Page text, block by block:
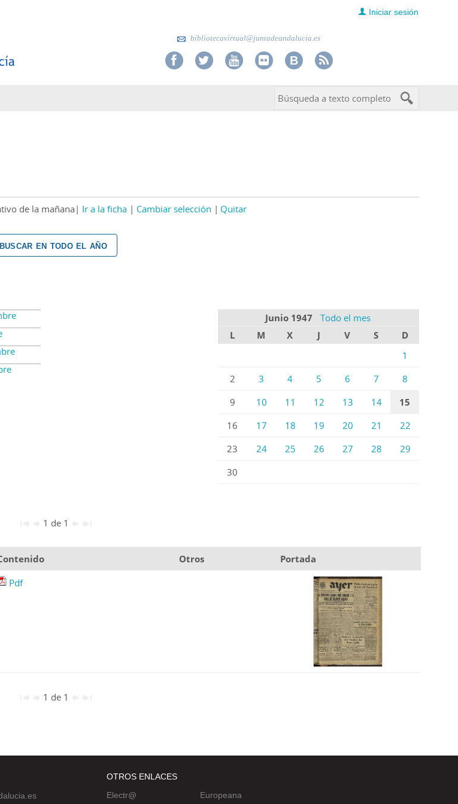
Iniciar sesión
bibliotecavirtual@juntadeandalucia.es
de la mañana Ir a la ficha Cambiar selección Quitar
buscar en todo el año
Junio 1947
Todo el mes
L
M X J V S
D
1
2
3 4 5 6 7
8
9
10 11 12 13 14
15
16
17 18 19 20 21
22
23
24 25 26 27 28
29
30
1 de 1
Otros
Portada
Pdf
1 de 1
OTROS ENLACES
Electr@
Europeana